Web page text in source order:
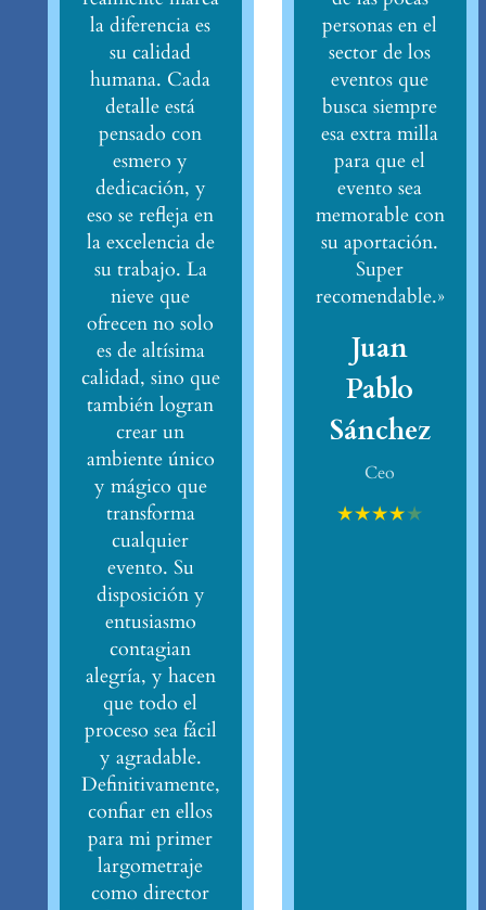
la diferencia es
su calidad
humana. Cada
detalle está
pensado con
esmero y
dedicación, y
eso se refleja en
la excelencia de
su trabajo. La
nieve que
ofrecen no solo
es de altísima
calidad, sino que
también logran
crear un
ambiente único
y mágico que
transforma
cualquier
evento. Su
disposición y
entusiasmo
contagian
alegría, y hacen
que todo el
proceso sea fácil
y agradable.
Definitivamente,
confiar en ellos
para mi primer
largometraje
como director
personas en el
sector de los
eventos que
busca siempre
esa extra milla
para que el
evento sea
memorable con
su aportación.
Super
recomendable.»
Juan
Pablo
Sánchez
Ceo
★★★★★